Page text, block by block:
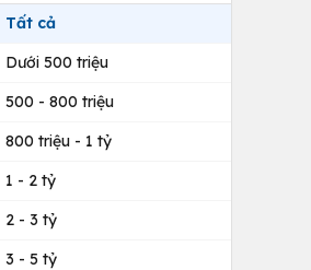
Tất cả
Dưới 500 triệu
500 - 800 triệu
800 triệu - 1 tỷ
1 - 2 tỷ
2 - 3 tỷ
3 - 5 tỷ